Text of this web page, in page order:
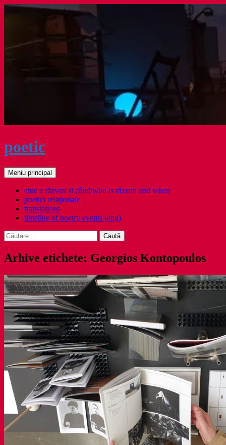
poetic
Caută
Meniu principal
cine e răzvan și când/who is răzvan and when
poetici relaţionale
translations
timeline of poetry events (eng)
Caută
după:
Arhive etichete: Georgios Kontopoulos